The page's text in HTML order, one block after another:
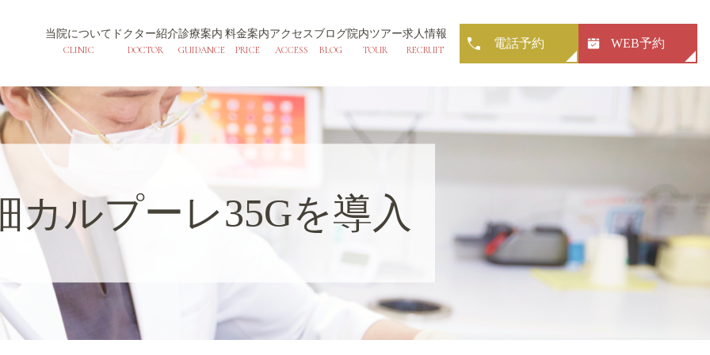
当院について
CLINIC
ドクター紹介
DOCTOR
診療案内
GUIDANCE
料金案内
PRICE
アクセス
ACCESS
ブログ
BLOG
院内ツアー
TOUR
求人情報
RECRUIT 電話予約 WEB予約
カルプーレ35Gを導入